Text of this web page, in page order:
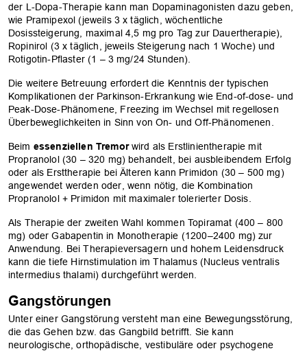
der L-Dopa-Therapie kann man Dopaminagonisten dazu geben,
wie Pramipexol (jeweils 3 x täglich, wöchentliche
Dosissteigerung, maximal 4,5 mg pro Tag zur Dauertherapie),
Ropinirol (3 x täglich, jeweils Steigerung nach 1 Woche) und
Rotigotin-Pflaster (1 – 3 mg/24 Stunden).
Die weitere Betreuung erfordert die Kenntnis der typischen
Komplikationen der Parkinson-Erkrankung wie End-of-dose- und
Peak-Dose-Phänomene, Freezing im Wechsel mit regellosen
Überbeweglichkeiten in Sinn von On- und Off-Phänomenen.
Beim essenziellen Tremorwird als Erstlinientherapie mit
Propranolol (30 – 320 mg) behandelt, bei ausbleibendem Erfolg
oder als Ersttherapie bei Älteren kann Primidon (30 – 500 mg)
angewendet werden oder, wenn nötig, die Kombination
Propranolol + Primidon mit maximaler tolerierter Dosis.
Als Therapie der zweiten Wahl kommen Topiramat (400 – 800
mg) oder Gabapentin in Monotherapie (1200–2400 mg) zur
Anwendung. Bei Therapieversagern und hohem Leidensdruck
kann die tiefe Hirnstimulation im Thalamus (Nucleus ventralis
intermedius thalami) durchgeführt werden.
Gangstörungen
Unter einer Gangstörung versteht man eine Bewegungsstörung,
die das Gehen bzw. das Gangbild betrifft. Sie kann
neurologische, orthopädische, vestibuläre oder psychogene